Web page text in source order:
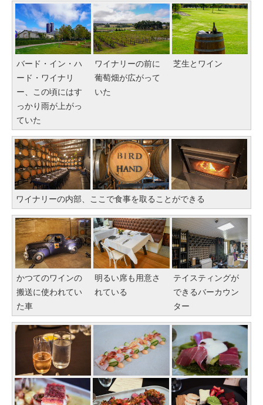
バード・イン・ハ
ード・ワイナリ
ー、この頃にはす
っかり雨が上がっ
ていた
ワイナリーの前に
葡萄畑が広がって
いた
芝生とワイン
ワイナリーの内部、ここで食事を取ることができる
かつてのワインの
搬送に使われてい
た車
明るい席も用意さ
れている
テイスティングが
できるバーカウン
ター